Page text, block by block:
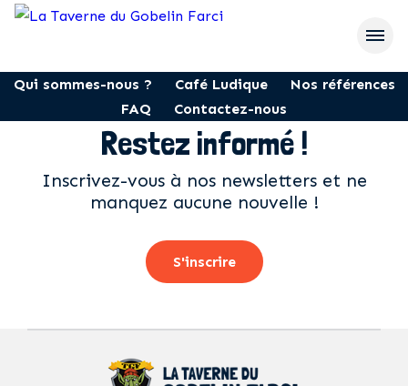
Qui sommes-nous ? Café Ludique
Nos références
FAQ
Contactez-nous
Restez informé !
Inscrivez-vous à nos newsletters et ne
manquez aucune nouvelle !
S'inscrire